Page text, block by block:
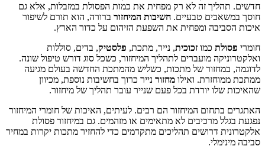
חדשים. תהליך זה לא רק מפחית את כמות הפסולת במזבלות, אלא גם
חוסך במשאבים טבעיים. חשיבות המיחזור ברורה, הוא תורם לשיפור
איכות הסביבה ומפחית את השפעת הזיהום על כדור הארץ.
חומרי פסולת כמו זכוכית, נייר, מתכת, פלסטיק, בדים, סוללות
ואלקטרוניקה מועברים לתהליך המיחזור, כשכל סוג דורש טיפול שונה.
לדוגמה, במחזור של מתכות, כשליש מהמתכת החדשה בעולם מגיעה
ממתכת ממוחזרת. ואילו מחזור נייר כרוך בחשיבות נוספת, מכיוון
שהאיכות שלו יורדת בכל פעם שנייר עובר תהליך של מיחזור.
האתגרים בתחום המיחזור הם רבים. לעיתים, האיכות של חומרי המיחזור
נפגעת בגלל מרכיבים לא מתאימים או מזהמים. גם במיחזור פסולת
אלקטרונית דרושים תהליכים מתקדמים כדי להחזיר מתכות יקרות במחיר
סביבה מינימלי.